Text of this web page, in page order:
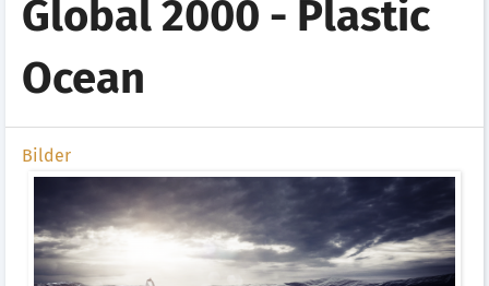
Global 2000 - Plastic
Ocean
Bilder